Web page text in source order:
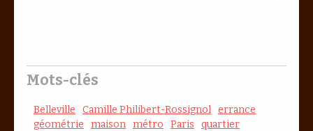
Mots-clés
Belleville Camille Philibert-Rossignol errance
géométrie
maison métro Paris
quartier